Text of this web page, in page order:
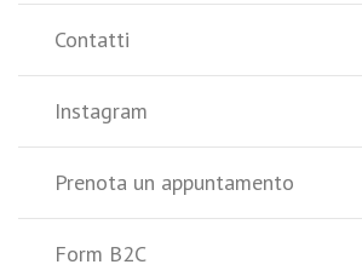
Contatti
Instagram
Prenota un appuntamento
Form B2C